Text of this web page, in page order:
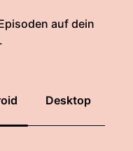
auf dein
Desktop